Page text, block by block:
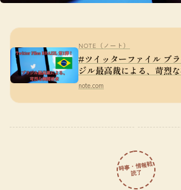
NOTE（ノート）
#ツイッターファイル ブ
ジル最高裁による、苛烈
おう⭐️⭐️⭐️
note.com
時事・情報戦
読了